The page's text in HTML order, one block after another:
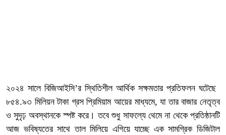
২০২৪ সালে বিজিআইসি’র স্থিতিশীল আর্থিক সক্ষমতার প্রতিফলন ঘটেছে
৮৫৪.৯৩ মিলিয়ন টাকা গ্রস প্রিমিয়াম আয়ের মাধ্যমে, যা তার বাজার নেতৃত্ব
ও সুদৃঢ় অবস্থানকে স্পষ্ট করে। তবে শুধু সাফল্যে থেমে না থেকে প্রতিষ্ঠানটি
আজ ভবিষ্যতের সাথে তাল মিলিয়ে এগিয়ে যাচ্ছে এক সামগ্রিক ডিজিটাল